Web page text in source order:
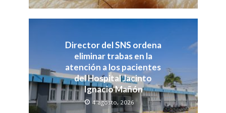
Director del SNS ordena
eliminar trabas en la
atención a los pacientes
del Hospital Jacinto
Ignacio Mañón
4 agosto, 2026